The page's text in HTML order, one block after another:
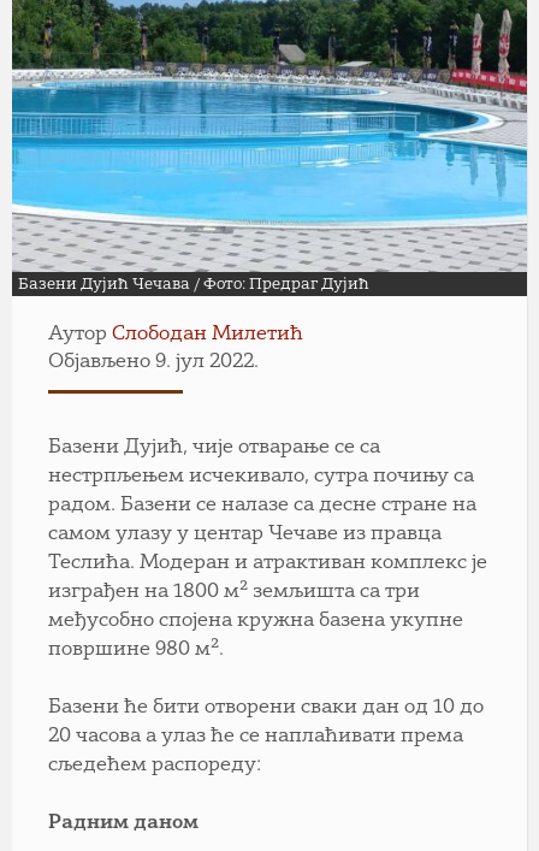
Базени Дујић Чечава / Фото: Предраг Дујић
Аутор Слободан Милетић
Објављено 9. јул 2022.
Базени Дујић, чије отварање се са
нестрпљењем исчекивало, сутра почињу са
радом. Базени се налазе са десне стране на
самом улазу у центар Чечаве из правца
Теслића. Модеран и атрактиван комплекс је
изграђен на 1800 м² земљишта са три
међусобно спојена кружна базена укупне
површине 980 м².
Базени ће бити отворени сваки дан од 10 до
20 часова а улаз ће се наплаћивати према
сљедећем распореду:
Радним даном